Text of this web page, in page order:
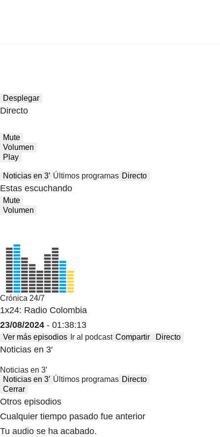
Desplegar
Directo
Mute
Volumen
Play
Noticias en 3′ Últimos programas Directo
Estas escuchando
Mute
Volumen
Crónica 24/7
1x24: Radio Colombia
23/08/2024 - 01:38:13
Ver más episodios Ir al podcast Compartir Directo
Noticias en 3′
Noticias en 3′
Noticias en 3′ Últimos programas Directo
Cerrar
Otros episodios
Cualquier tiempo pasado fue anterior
Tu audio se ha acabado.